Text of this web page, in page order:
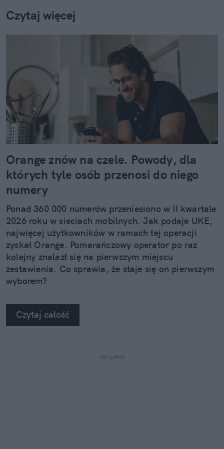
Czytaj więcej
Orange znów na czele. Powody, dla
których tyle osób przenosi do niego
numery
Ponad 360 000 numerów przeniesiono w II kwartale
2026 roku w sieciach mobilnych. Jak podaje UKE,
najwięcej użytkowników w ramach tej operacji
zyskał Orange. Pomarańczowy operator po raz
kolejny znalazł się na pierwszym miejscu
zestawienia. Co sprawia, że staje się on pierwszym
wyborem?
Czytaj całość
REKLAMA